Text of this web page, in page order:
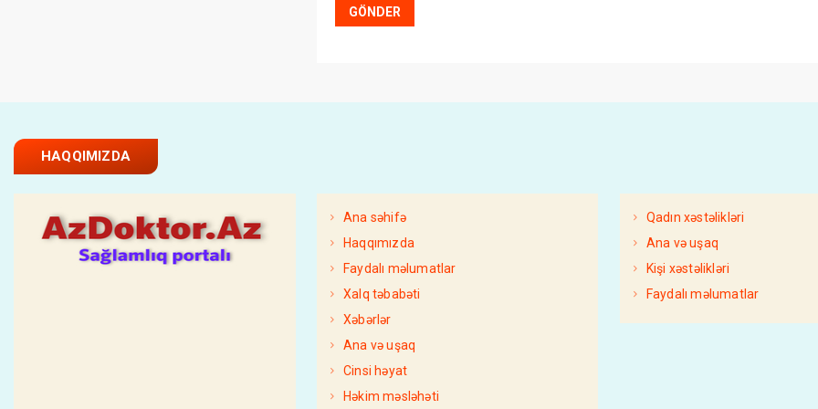
HAQQIMIZDA
Ana səhifə
Haqqımızda
Faydalı məlumatlar
Xalq təbabəti
Xəbərlər
Ana və uşaq
Cinsi həyat
Həkim məsləhəti
Qadın xəstəlikləri
Ana və uşaq
Kişi xəstəlikləri
Faydalı məlumatlar
XƏBƏRLƏR